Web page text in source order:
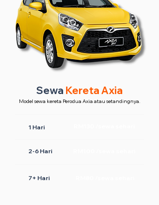
Sewa Kereta Axia
Model sewa kereta Perodua Axia atau setandingnya.
1 Hari
2-6 Hari
7+ Hari